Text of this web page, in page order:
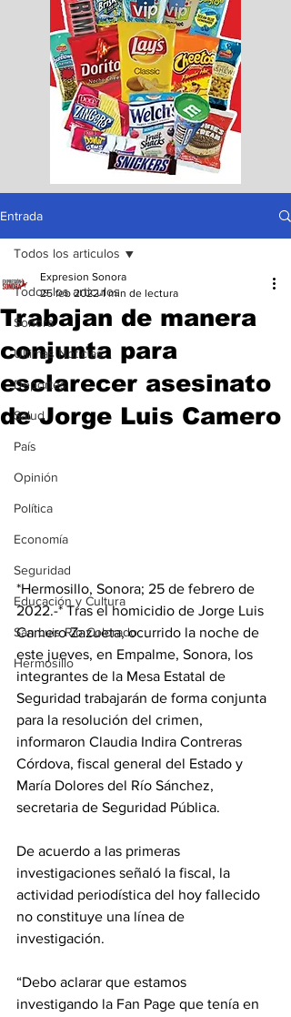
Entrada
Todos los articulos
Sonora
Ultimas Noticias
Deportes
Salud
País
Opinión
Política
Economía
Seguridad
Educación y Cultura
San Luis Río Colorado
Hermosillo
Todos los articulos
Trabajan de manera
conjunta para
esclarecer asesinato
de Jorge Luis Camero
Expresion Sonora
25 feb 2022 1 min de lectura
*Hermosillo, Sonora; 25 de febrero de
2022.-* Tras el homicidio de Jorge Luis
Camero Zazueta, ocurrido la noche de
este jueves, en Empalme, Sonora, los
integrantes de la Mesa Estatal de
Seguridad trabajarán de forma conjunta
para la resolución del crimen,
informaron Claudia Indira Contreras
Córdova, fiscal general del Estado y
María Dolores del Río Sánchez,
secretaria de Seguridad Pública.
De acuerdo a las primeras
investigaciones señaló la fiscal, la
actividad periodística del hoy fallecido
no constituye una línea de
investigación.
“Debo aclarar que estamos
investigando la Fan Page que tenía en